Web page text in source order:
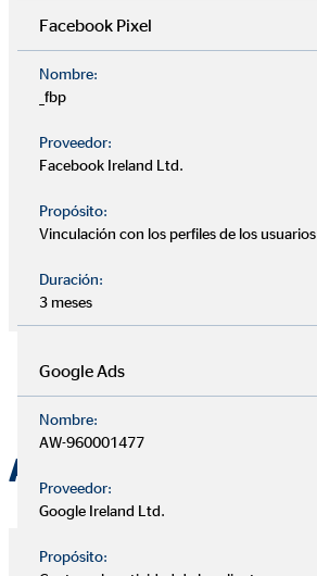
+34 629 288 099
Á
Facebook Pixel
Nombre:
_fbp
Proveedor:
Facebook Ireland Ltd.
Propósito:
Vinculación con los perfiles de los usuarios
Duración:
3 meses
Google Ads
Nombre:
AW-960001477
Proveedor:
Google Ireland Ltd.
Propósito: